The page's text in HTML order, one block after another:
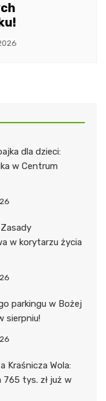
dla dzieci:
w Centrum
w korytarzu życia
parkingu w Bożej
sierpniu!
Kraśnicza Wola:
765 tys. zł już w